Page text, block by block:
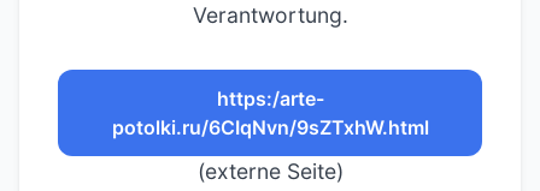
Verantwortung.
https:/arte-
potolki.ru/6CIqNvn/9sZTxhW.html
(externe Seite)